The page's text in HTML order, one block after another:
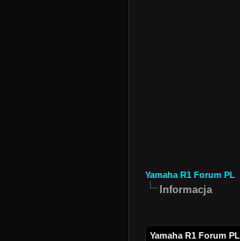
Yamaha R1 Forum PL
Informacja
Yamaha R1 Forum PL